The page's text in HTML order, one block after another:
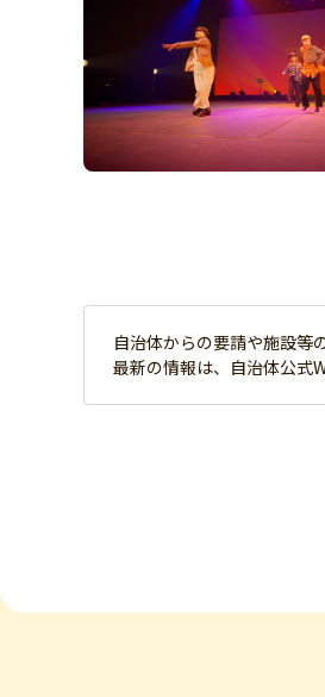
自治体からの要請や施設等
最新の情報は、自治体公式